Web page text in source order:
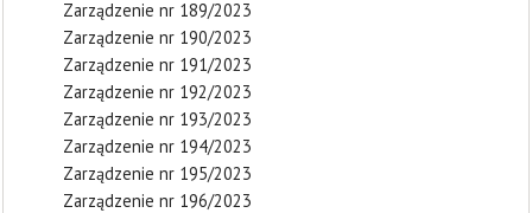
Zarządzenie nr 189/2023
Zarządzenie nr 190/2023
Zarządzenie nr 191/2023
Zarządzenie nr 192/2023
Zarządzenie nr 193/2023
Zarządzenie nr 194/2023
Zarządzenie nr 195/2023
Zarządzenie nr 196/2023